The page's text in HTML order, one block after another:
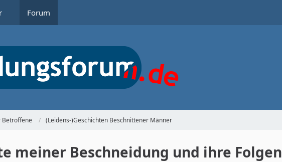
Forum
Betroffene (Leidens-)Geschichten Beschnittener Männer
meiner Beschneidung und ihre Folgen